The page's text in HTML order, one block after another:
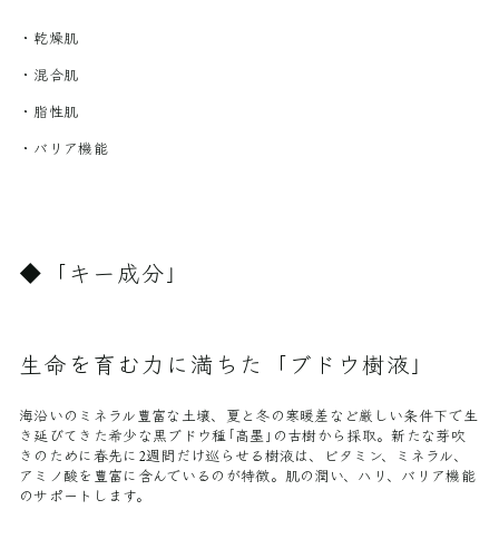
・乾燥肌
・混合肌
・脂性肌
・バリア機能
◆「キー成分」
生命を育む力に満ちた「ブドウ樹液」
海沿いのミネラル豊富な土壌、夏と冬の寒暖差など厳しい条件下で生
き延びてきた希少な黒ブドウ種｢高墨｣の古樹から採取。新たな芽吹
きのために春先に2週間だけ巡らせる樹液は、ビタミン、ミネラル、
アミノ酸を豊富に含んでいるのが特徴。肌の潤い、ハリ、バリア機能
のサポートします。